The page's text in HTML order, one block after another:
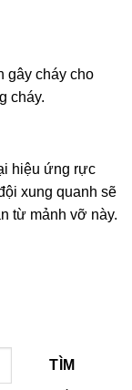
gây cháy cho
cháy.
hiệu ứng rực
xung quanh sẽ
từ mảnh vỡ này.
TÌM